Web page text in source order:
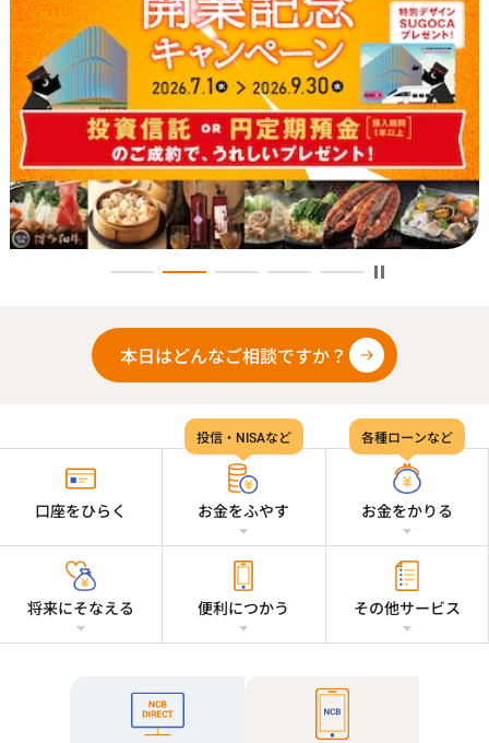
本日はどんなご相談ですか？
口座をひらく
投信・NISAなど
お金をふやす
各種ローンなど
お金をかりる
将来にそなえる 便利につかう その他サービス